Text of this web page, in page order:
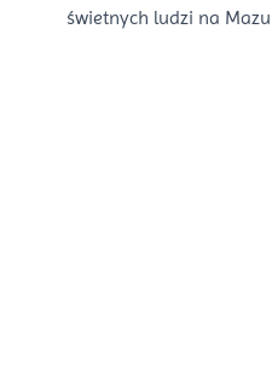
świetnych ludzi na